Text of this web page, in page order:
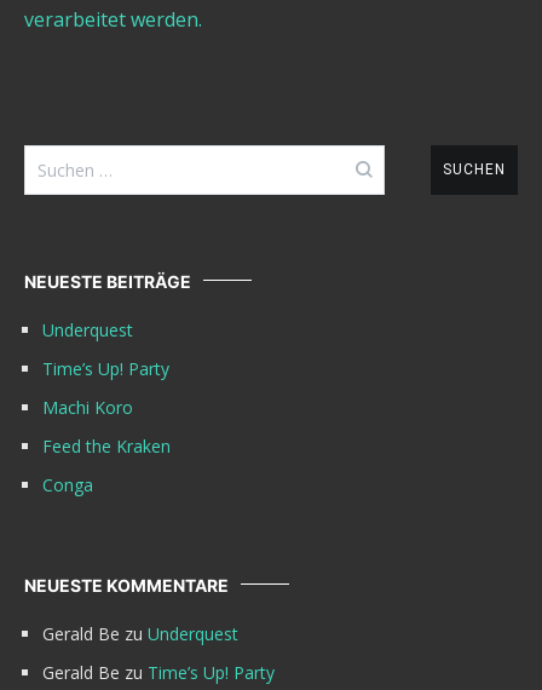
verarbeitet werden.
Suchen
nach:
NEUESTE BEITRÄGE
Underquest
Time’s Up! Party
Machi Koro
Feed the Kraken
Conga
NEUESTE KOMMENTARE
Gerald Be zu Underquest
Gerald Be zu Time’s Up! Party